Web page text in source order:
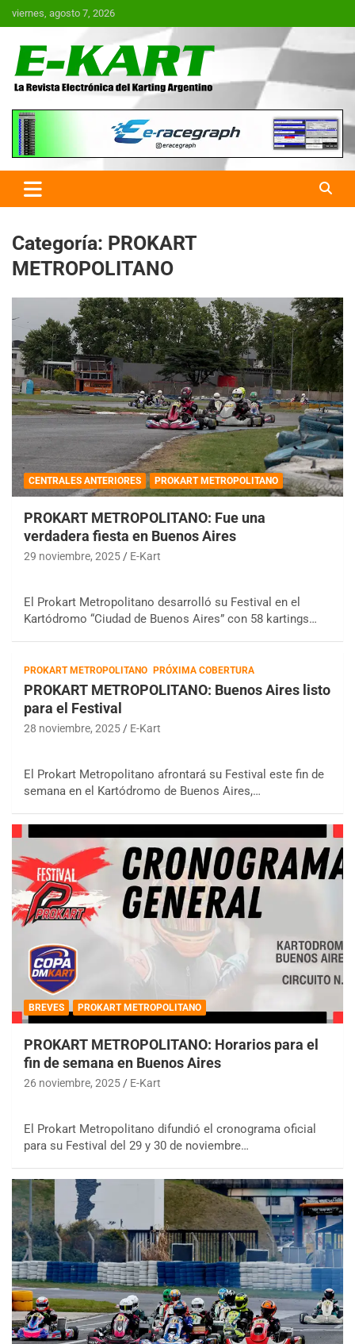
Saltar
al
viernes, agosto 7, 2026
E-Kart.com.ar | La Revista
Electrónica del Karting en
Argentina
Categoría: PROKART
METROPOLITANO
CENTRALES ANTERIORES PROKART METROPOLITANO
PROKART METROPOLITANO: Fue una
verdadera fiesta en Buenos Aires
29 noviembre, 2025 E-Kart
El Prokart Metropolitano desarrolló su Festival en el
Kartódromo “Ciudad de Buenos Aires” con 58 kartings…
PROKART METROPOLITANO PRÓXIMA COBERTURA
PROKART METROPOLITANO: Buenos Aires listo
para el Festival
28 noviembre, 2025 E-Kart
El Prokart Metropolitano afrontará su Festival este fin de
semana en el Kartódromo de Buenos Aires,…
BREVES PROKART METROPOLITANO
PROKART METROPOLITANO: Horarios para el
fin de semana en Buenos Aires
26 noviembre, 2025 E-Kart
El Prokart Metropolitano difundió el cronograma oficial
para su Festival del 29 y 30 de noviembre…